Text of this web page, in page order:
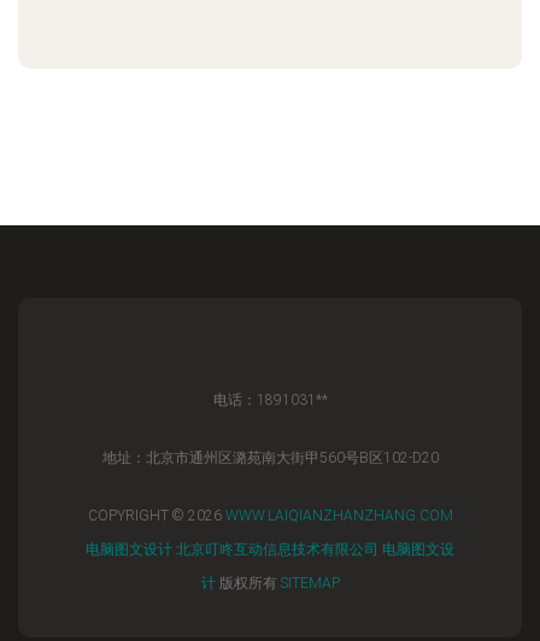
电话：1891031**
地址：北京市通州区潞苑南大街甲560号B区102-D20
COPYRIGHT © 2026 WWW.LAIQIANZHANZHANG.COM
电脑图文设计 北京叮咚互动信息技术有限公司 电脑图文设
计版权所有 SITEMAP